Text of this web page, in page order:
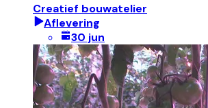
Creatief bouwatelier
Aflevering
30 jun